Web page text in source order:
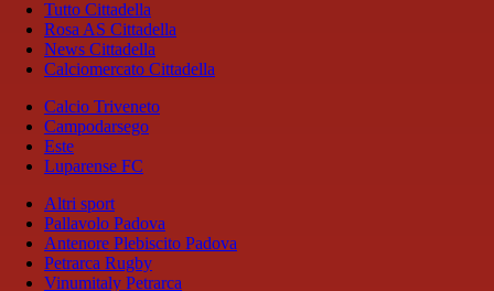
Tutto Cittadella
Rosa AS Cittadella
News Cittadella
Calciomercato Cittadella
Calcio Triveneto
Campodarsego
Este
Luparense FC
Altri sport
Pallavolo Padova
Antenore Plebiscito Padova
Petrarca Rugby
Vinumitaly Petrarca